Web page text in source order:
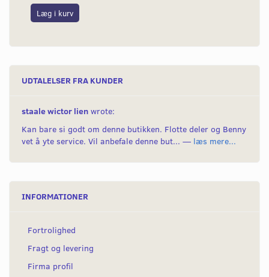
Læg i kurv
UDTALELSER FRA KUNDER
staale wictor lien wrote:
Kan bare si godt om denne butikken. Flotte deler og Benny
vet å yte service. Vil anbefale denne but... — læs mere...
INFORMATIONER
Fortrolighed
Fragt og levering
Firma profil